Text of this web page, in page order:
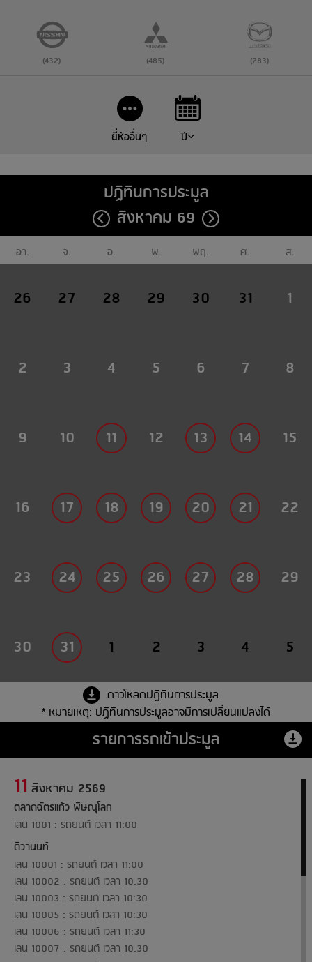
(432) (485) (283)
ยี่ห้ออื่นๆ ปี
ปฏิทินการประมูล
สิงหาคม 69
อา. จ. อ. พ. พฤ. ศ. ส.
26 27 28 29 30 31 1
2 3 4 5 6 7 8
9 10 11 12 13 14 15
16 17 18 19 20 21 22
23 24 25 26 27 28 29
30 31 1 2 3 4 5
ดาวโหลดปฏิทินการประมูล
* หมายเหตุ: ปฏิทินการประมูลอาจมีการเปลี่ยนแปลงได้
รายการรถเข้าประมูล
11 สิงหาคม 2569
ตลาดฉัตรแก้ว พิษณุโลก
เลน 1001 : รถยนต์ เวลา 11:00
ติวานนท์
เลน 10001 : รถยนต์ เวลา 11:00
เลน 10002 : รถยนต์ เวลา 10:30
เลน 10003 : รถยนต์ เวลา 10:30
เลน 10005 : รถยนต์ เวลา 10:30
เลน 10006 : รถยนต์ เวลา 11:30
เลน 10007 : รถยนต์ เวลา 10:30